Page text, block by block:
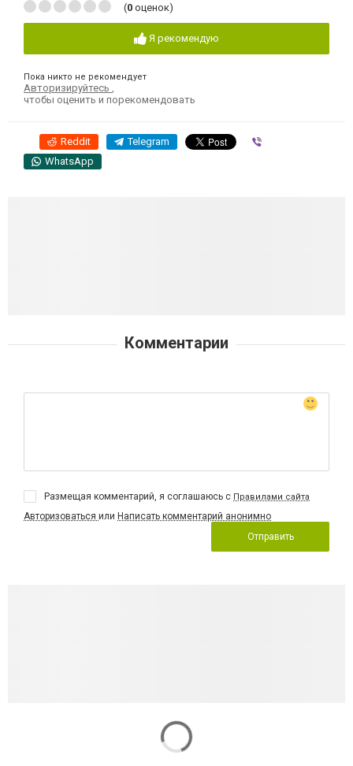
(0 оценок)
Я рекомендую
Пока никто не рекомендует
Авторизируйтесь ,
чтобы оценить и порекомендовать
Reddit Telegram
WhatsApp
Комментарии
Размещая комментарий, я соглашаюсь с Правилами сайта
Авторизоваться или Написать комментарий анонимно
Отправить